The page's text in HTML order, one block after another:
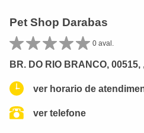
Pet Shop Darabas
0 aval.
BR. DO RIO BRANCO,
ver horario de
ver telefone